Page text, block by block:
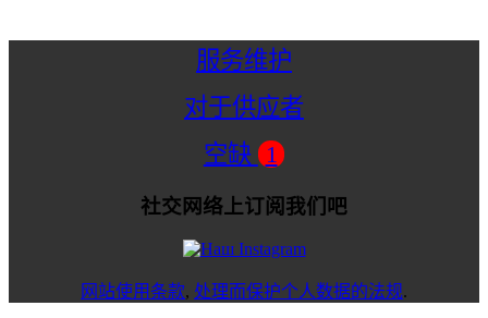
服务维护
对于供应者
空缺 1
社交网络上订阅我们吧
网站使用条款, 处理而保护个人数据的法规.